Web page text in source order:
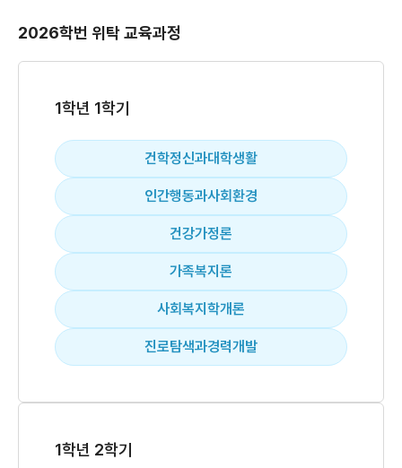
2026학번 위탁 교육과정
1학년 1학기
건학정신과대학생활
인간행동과사회환경
건강가정론
가족복지론
사회복지학개론
진로탐색과경력개발
1학년 2학기